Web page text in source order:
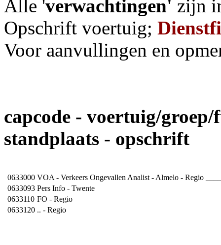
Alle 'verwachtingen' zijn
Opschrift voertuig;
Voor aanvullingen en
capcode - voertuig/
standplaats - opschrift
0633000 VOA - Verkeers Ongevallen Analist - Almelo - Regio
0633093 Pers Info - Twente
0633110 FO - Regio
0633120 .. - Regio